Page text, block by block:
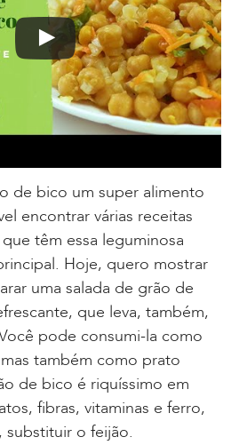
de bico um super alimento
encontrar várias receitas
têm essa leguminosa
Hoje, quero mostrar
uma salada de grão de
que leva, também,
pode consumi-la como
também como prato
de bico é riquíssimo em
fibras, vitaminas e ferro,
o feijão.